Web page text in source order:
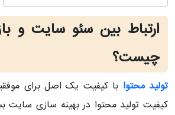
ارتباط بین سئو سایت و
چیست؟
تولید محتوا با کیفیت یک اصل برای
کیفیت تولید محتوا در بهینه سازی سایت